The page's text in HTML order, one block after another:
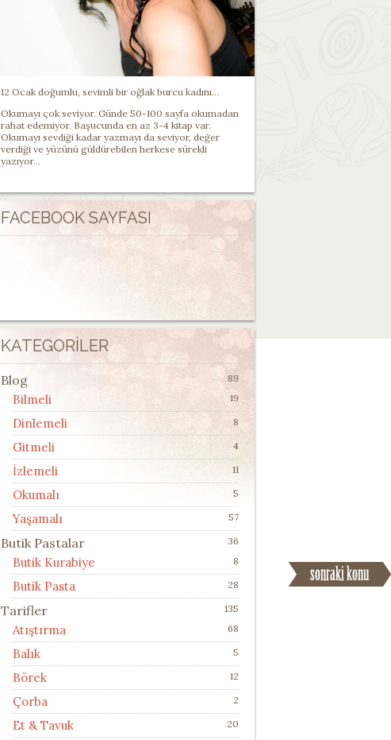
12 Ocak doğumlu, sevimli bir oğlak burcu kadını...
Okumayı çok seviyor. Günde 50-100 sayfa okumadan
rahat edemiyor. Başucunda en az 3-4 kitap var.
Okumayı sevdiği kadar yazmayı da seviyor, değer
verdiği ve yüzünü güldürebilen herkese sürekli
yazıyor...
FACEBOOK SAYFASI
KATEGORILER
Blog 89
Bilmeli 19
Dinlemeli 8
Gitmeli 4
İzlemeli 11
Okumalı 5
Yaşamalı 57
Butik Pastalar 36
Butik Kurabiye 8
Butik Pasta 28
Tarifler 135
Atıştırma 68
Balık 5
Börek 12
Çorba 2
Et & Tavuk 20